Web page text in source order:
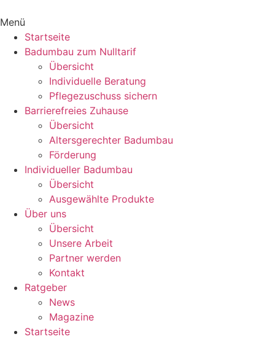
Menü
Startseite
Badumbau zum Nulltarif
Übersicht
Individuelle Beratung
Pflegezuschuss sichern
Barrierefreies Zuhause
Übersicht
Altersgerechter Badumbau
Förderung
Individueller Badumbau
Übersicht
Ausgewählte Produkte
Über uns
Übersicht
Unsere Arbeit
Partner werden
Kontakt
Ratgeber
News
Magazine
Startseite